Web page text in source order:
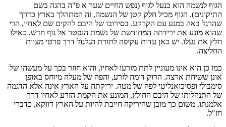
הגוף לנשמה הוא כנעל לגוף (נפש החיים שער א פ"ה בהגה בשם
התיקונים). הגוף מכיל חלק קטן של הנשמה, זה המתהלך בארץ כדרך
שהרגל באה במגע עם הקרקע. בסירובו של היבם להקים שם לאחיו, הרי
שהוא מונע את ירידתה המחודשת של נשמת הנפטר אל גוף חדש, כאילו
חלץ את נעלו. יש כאן עדות עקיפה לתורת הגלגול דרך פרטי מצוות
החליצה.
כמו כן הוא אינו מעוניין לתת מזרעו לאחיו, והוא חוזר בכך על מעשהו של
אונן ששיחת ארצה. הרוק דומה לזרע, והפה של מעלה מיוחס באופן
סימבולי ופסיכואנליטי לפה של מטה. יריקתה על הארץ אינה אלא הדגמה
של התנהלותו של היבם החולץ, המונע את הקמת הזרע לאחיו דרך
אלמנתו. משום כך מובן שהיריקה חייבת להיות על הארץ דווקא, כדברי
חז"ל.